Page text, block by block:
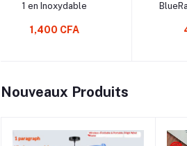
BlueRay - RalsNr - Etui +
4,990 CFA
Nouveaux Produits